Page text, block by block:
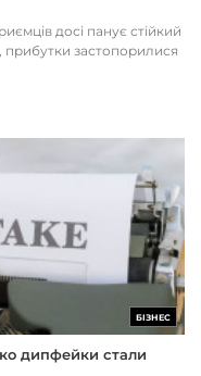
досі панує стійкий
прибутки застопорилися
БІЗНЕС
дипфейки стали